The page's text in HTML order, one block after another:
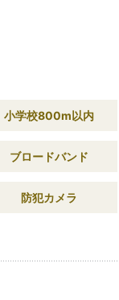
小学校800m以内
ブロードバンド
防犯カメラ